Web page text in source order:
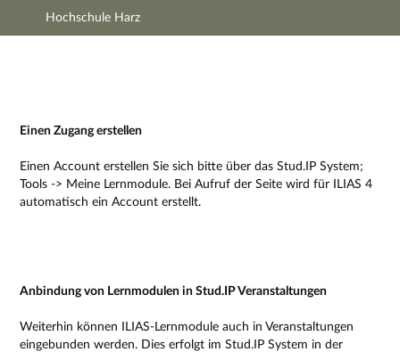
Hauptnavigation
Hochschule Harz
Impressum
Einen Zugang erstellen
Einen Account erstellen Sie sich bitte über das Stud.IP System;
Tools -> Meine Lernmodule. Bei Aufruf der Seite wird für ILIAS 4
automatisch ein Account erstellt.
Anbindung von Lernmodulen in Stud.IP Veranstaltungen
Weiterhin können ILIAS-Lernmodule auch in Veranstaltungen
eingebunden werden. Dies erfolgt im Stud.IP System in der